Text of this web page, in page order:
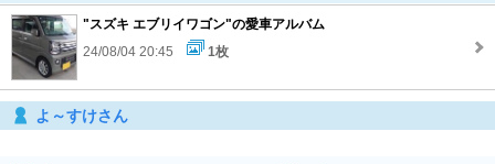
"スズキ エブリイワゴン"の愛車アルバム
24/08/04 20:45
1枚
よ～すけさん